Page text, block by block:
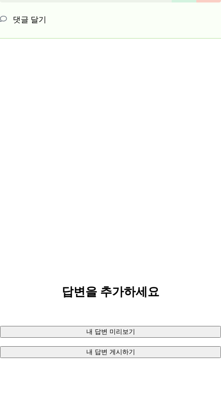
댓글 달기
답변을 추가하세요
내 답변 미리보기
내 답변 게시하기